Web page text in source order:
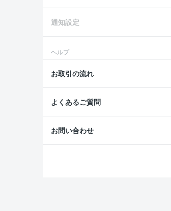
通知設定
ヘルプ
お取引の流れ
よくあるご質問
お問い合わせ